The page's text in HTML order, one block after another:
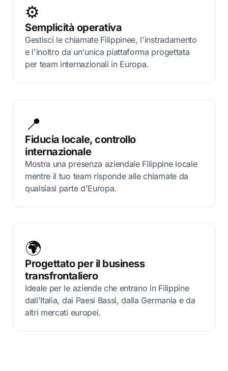
⚙️
Semplicità operativa
Gestisci le chiamate Filippinee, l'instradamento
e l'inoltro da un'unica piattaforma progettata
per team internazionali in Europa.
📍
Fiducia locale, controllo
internazionale
Mostra una presenza aziendale Filippine locale
mentre il tuo team risponde alle chiamate da
qualsiasi parte d'Europa.
🌍
Progettato per il business
transfrontaliero
Ideale per le aziende che entrano in Filippine
dall'Italia, dai Paesi Bassi, dalla Germania e da
altri mercati europei.